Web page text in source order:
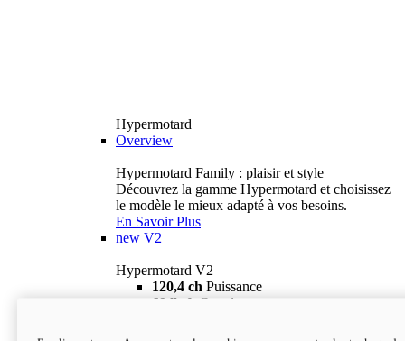
Hypermotard
Overview
Hypermotard Family : plaisir et style
Découvrez la gamme Hypermotard et choisissez
le modèle le mieux adapté à vos besoins.
En Savoir Plus
new V2
Hypermotard V2
120,4 ch Puissance
69 lb-ft
Couple
18 895 $